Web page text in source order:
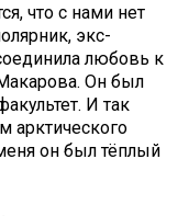
что с нами нет
экс-
любовь к
Он был
И так
арктического
он был тёплый